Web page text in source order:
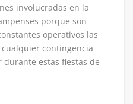
involucradas en la
porque son
operativos las
contingencia
estas fiestas de